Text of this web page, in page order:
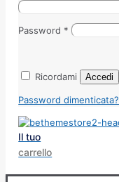
Password *
Ricordami Accedi
Password dimenticata?
Il tuo
carrello